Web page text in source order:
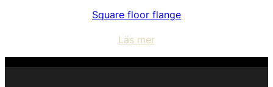
Square floor flange
Läs mer